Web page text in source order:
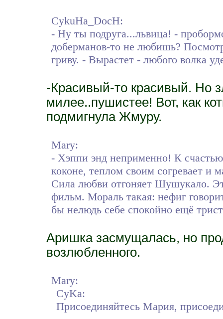
CykuHa_DocH:
- Ну ты подруга...львица! -
доберманов-то не любишь?
гриву. - Вырастет - любого волка
-Красивый-то красивый. Но
милее..пушистее! Вот, как
подмигнула Жмуру.
Mary:
- Хэппи энд неприменно! К
коконе, теплом своим согревает
Сила любви отгоняет Шушукало.
фильм. Мораль такая: нефиг
бы нелюдь себе спокойно ещё
Аришка засмущалась, но
возлюбленного.
Mary:
CyKa:
Присоединяйтесь Мария,